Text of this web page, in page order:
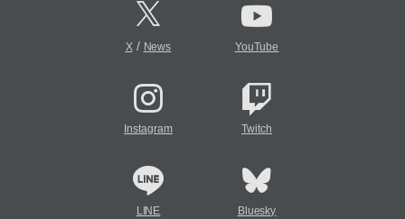
X/ News YouTube
Instagram Twitch
LINE Bluesky